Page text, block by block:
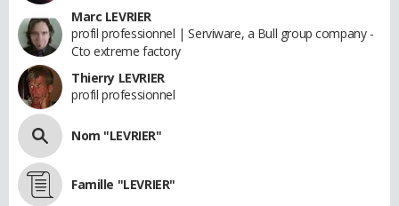
Marc LEVRIER
profil professionnel | Serviware, a Bull group company -
Cto extreme factory
Thierry LEVRIER
profil professionnel
Nom "LEVRIER"
Famille "LEVRIER"